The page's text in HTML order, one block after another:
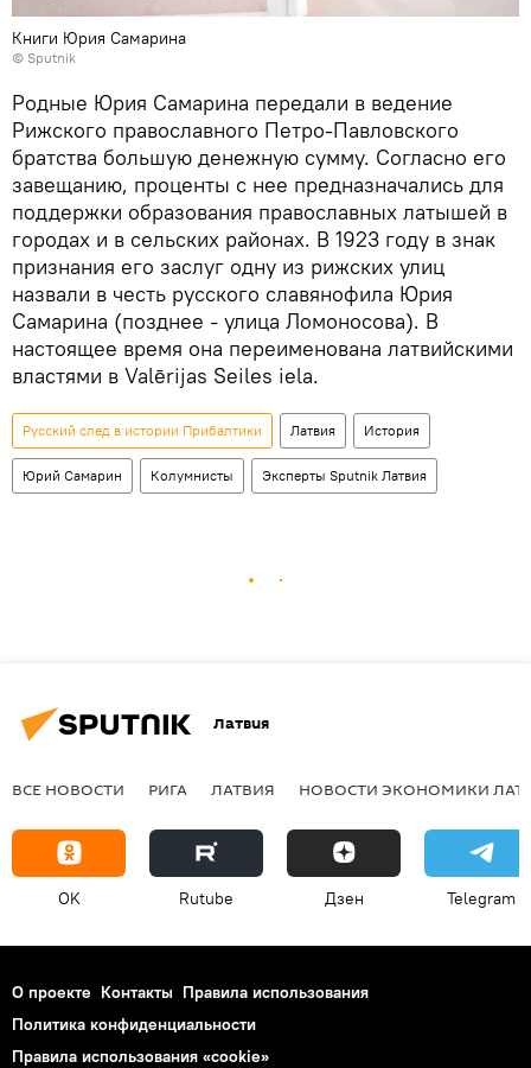
Книги Юрия Самарина
© Sputnik
Родные Юрия Самарина передали в ведение
Рижского православного Петро-Павловского
братства большую денежную сумму. Согласно его
завещанию, проценты с нее предназначались для
поддержки образования православных латышей в
городах и в сельских районах. В 1923 году в знак
признания его заслуг одну из рижских улиц
назвали в честь русского славянофила Юрия
Самарина (позднее - улица Ломоносова). В
настоящее время она переименована латвийскими
властями в Valērijas Seiles iela.
Русский след в истории Прибалтики Латвия История
Юрий Самарин Колумнисты Эксперты Sputnik Латвия
Латвия
ВСЕ НОВОСТИ РИГА ЛАТВИЯ НОВОСТИ ЭКОНОМИКИ
OK Rutube Дзен Telegram
О проекте Контакты Правила использования
Политика конфиденциальности
Правила использования «cookie»